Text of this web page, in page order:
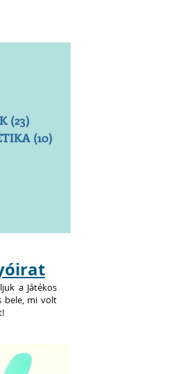
(23)
(10)
a Játékos
bele, mi volt